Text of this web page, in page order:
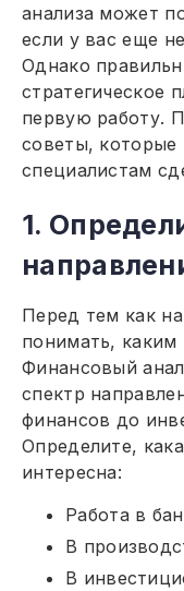
анализа может
если у вас еще
Однако
стратегическое
первую работу.
советы,
специалистам
1.
Перед тем как
понимать, каким
Финансовый
спектр
финансов до
Определите,
интересна:
Работа в
В
В